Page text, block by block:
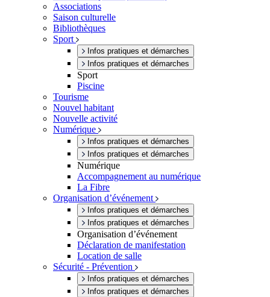
Associations
Saison culturelle
Bibliothèques
Sport
Infos pratiques et démarches
Infos pratiques et démarches
Sport
Piscine
Tourisme
Nouvel habitant
Nouvelle activité
Numérique
Infos pratiques et démarches
Infos pratiques et démarches
Numérique
Accompagnement au numérique
La Fibre
Organisation d’événement
Infos pratiques et démarches
Infos pratiques et démarches
Organisation d’événement
Déclaration de manifestation
Location de salle
Sécurité - Prévention
Infos pratiques et démarches
Infos pratiques et démarches